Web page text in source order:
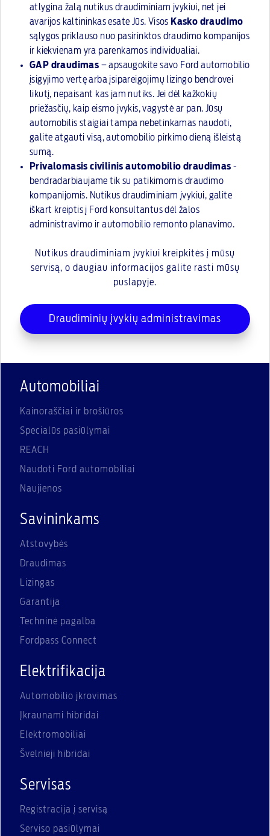
atlygina žalą nutikus draudiminiam įvykiui, net jei
avarijos kaltininkas esate Jūs. Visos Kasko draudimo
sąlygos priklauso nuo pasirinktos draudimo kompanijos
ir kiekvienam yra parenkamos individualiai.
GAP draudimas – apsaugokite savo Ford automobilio
įsigyjimo vertę arba įsipareigojimų lizingo bendrovei
likutį, nepaisant kas jam nutiks. Jei dėl kažkokių
priežasčių, kaip eismo įvykis, vagystė ar pan. Jūsų
automobilis staigiai tampa nebetinkamas naudoti,
galite atgauti visą, automobilio pirkimo dieną išleistą
sumą.
Privalomasis civilinis automobilio draudimas -
bendradarbiaujame tik su patikimomis draudimo
kompanijomis. Nutikus draudiminiam įvykiui, galite
iškart kreiptis į Ford konsultantus dėl žalos
administravimo ir automobilio remonto planavimo.
Nutikus draudiminiam įvykiui kreipkitės į mūsų
servisą, o daugiau informacijos galite rasti mūsų
puslapyje.
Draudiminių įvykių administravimas
Automobiliai
Kainoraščiai ir brošiūros
Specialūs pasiūlymai
REACH
Naudoti Ford automobiliai
Naujienos
Savininkams
Atstovybės
Draudimas
Lizingas
Garantija
Techninė pagalba
Fordpass Connect
Elektrifikacija
Automobilio įkrovimas
Įkraunami hibridai
Elektromobiliai
Švelnieji hibridai
Servisas
Registracija į servisą
Serviso pasiūlymai